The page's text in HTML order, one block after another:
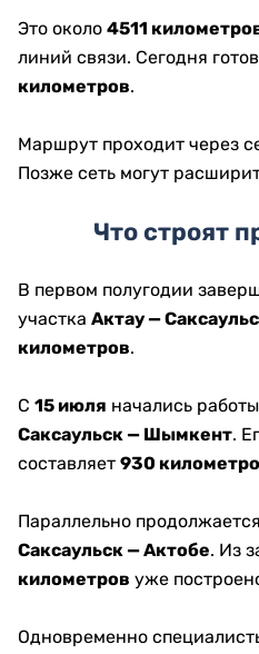
Это около 4511
линий связи. Сегодня
километров.
Маршрут проходит через
Позже сеть могут
Что строят
В первом полугодии
участка Актау —
километров.
С 15 июля начались
Саксаульск — Шымкент.
составляет 930
Параллельно
Саксаульск — Актобе. Из
километров уже
Одновременно